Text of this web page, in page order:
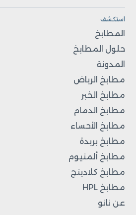
استكشف
المطابخ
حلول المطابخ
المدونة
مطابخ الرياض
مطابخ الخبر
مطابخ الدمام
مطابخ الأحساء
مطابخ بريدة
مطابخ ألمنيوم
مطابخ كلادينج
مطابخ HPL
عن نانو